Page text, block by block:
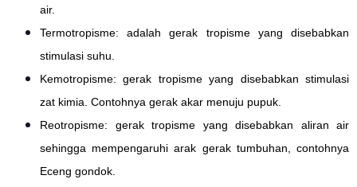
air.
Termotropisme: adalah gerak tropisme yang disebabkan
stimulasi suhu.
Kemotropisme: gerak tropisme yang disebabkan stimulasi
zat kimia. Contohnya gerak akar menuju pupuk.
Reotropisme: gerak tropisme yang disebabkan aliran air
sehingga mempengaruhi arak gerak tumbuhan, contohnya
Eceng gondok.